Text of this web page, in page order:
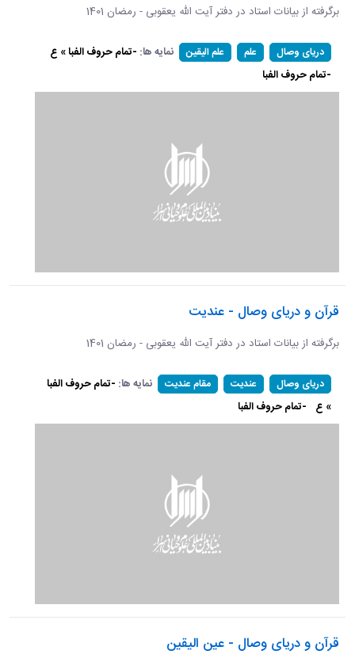
برگرفته از بیانات استاد در دفتر آیت الله یعقوبی - رمضان 1401
دریای وصال علم علم الیقین نمایه ها: -تمام حروف الفبا » ع
-تمام حروف الفبا
قرآن و دریای وصال - عندیت
برگرفته از بیانات استاد در دفتر آیت الله یعقوبی - رمضان 1401
دریای وصال عندیت مقام عندیت نمایه ها: -تمام حروف الفبا
» ع -تمام حروف الفبا
قرآن و دریای وصال - عین الیقین